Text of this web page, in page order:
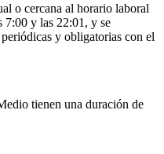
o cercana al horario laboral
7:00 y las 22:01, y se
y obligatorias con el
tienen una duración de